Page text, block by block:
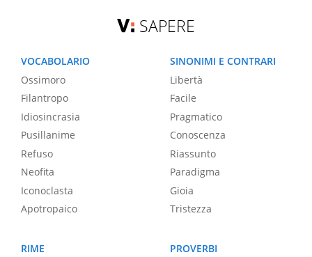
SAPERE
VOCABOLARIO
Ossimoro
Filantropo
Idiosincrasia
Pusillanime
Refuso
Neofita
Iconoclasta
Apotropaico
SINONIMI E CONTRARI
Libertà
Facile
Pragmatico
Conoscenza
Riassunto
Paradigma
Gioia
Tristezza
RIME
PROVERBI